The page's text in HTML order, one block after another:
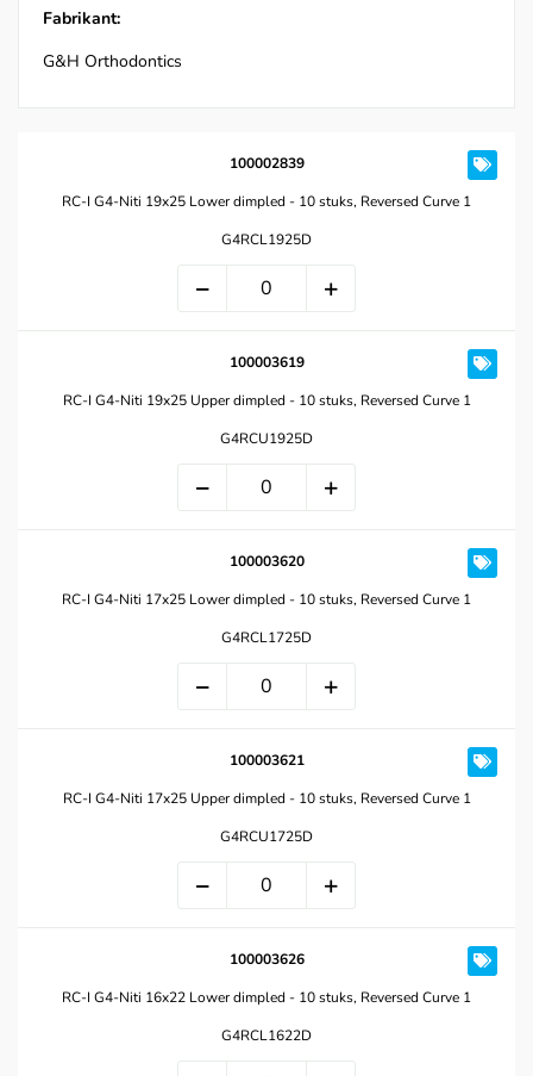
Fabrikant:
G&H Orthodontics
100002839
RC-I G4-Niti 19x25 Lower dimpled - 10 stuks, Reversed Curve 1
G4RCL1925D
100003619
RC-I G4-Niti 19x25 Upper dimpled - 10 stuks, Reversed Curve 1
G4RCU1925D
100003620
RC-I G4-Niti 17x25 Lower dimpled - 10 stuks, Reversed Curve 1
G4RCL1725D
100003621
RC-I G4-Niti 17x25 Upper dimpled - 10 stuks, Reversed Curve 1
G4RCU1725D
100003626
RC-I G4-Niti 16x22 Lower dimpled - 10 stuks, Reversed Curve 1
G4RCL1622D